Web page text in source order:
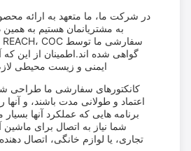
در شرکت ما، ما متعهد به ارائه محصولات
به مشتریانمان هستیم به همین دلیل
گواهی شده اند.اطمینان از این که آنها
ایمنی و زیست محیطی لازم را
کانکتورهای سفارشی ما طراحی شده اند
اعتماد و طولانی مدت باشند، و آنها را
برنامه هایی که عملکرد آنها بسیار مهم
شما نیاز به اتصال برای ماشین
تجاری، یا لوازم خانگی، اتصال دهنده